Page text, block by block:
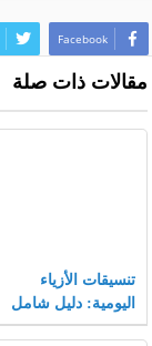
Facebook
مقالات ذات صلة
تنسيقات الأزياء
اليومية: دليل شامل
يجمع بين الراحة